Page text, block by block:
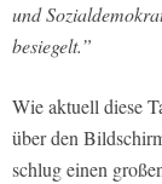
und
besiegelt.”
Wie aktuell diese
über den
schlug einen